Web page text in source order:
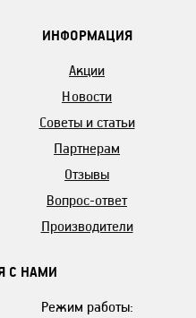
ИНФОРМАЦИЯ
Акции
Новости
Советы и статьи
Партнерам
Отзывы
Вопрос-ответ
Производители
С НАМИ
Режим работы: